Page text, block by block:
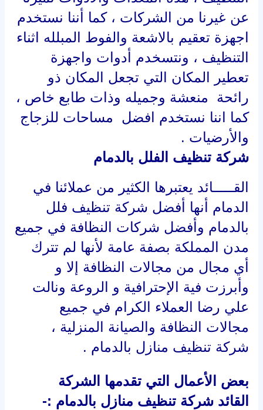
عن غيرنا من الشركات ، كما أننا نستخدم
اجهزة تعقيم بالاشعة والفوط المبلله اثناء
التنظيف ، ونتسخدم أدوات واجهزة
تعطير المكان التي تجعل المكان ذو
رائحة منعشة وجميله وذات طابع خاص ،
كما اننا نستخدم افضل مساحات للزجاج
والأرضيات .
شركة تنظيف الفلل بالدمام
القـــــائد يعتبرها الكثير من عملائنا في
الدمام أنها أفضل شركة تنظيف فلل
بالدمام وأفضل شركات النظافة في جميع
مدن المملكة بصفة عامة لأنها لم تترك
أي مجال من مجالات النظافة إلا و
وأبرزت فية الإحترافية و الروعة ونالت
علي رضا العملاء الكرام في جميع
مجالات النظافة والصيانة المنزلية ،
شركة تنظيف منازل بالدمام .
بعض الأعمال التي تقدمها الشركة
القائد شركة تنظيف منازل بالدمام :-